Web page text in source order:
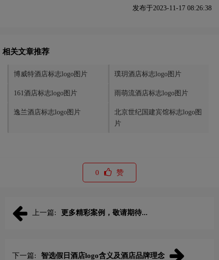
发布于2023-11-17 08:26:38
相关文章推荐
博威特酒店标志logo图片 璞玥酒店标志logo图片
161酒店标志logo图片 雨萌流酒店标志logo图片
逸兰酒店标志logo图片
北京世纪国建宾馆标志logo图
片
0 赞
上一篇: 更多精彩案例，敬请期待...
下一篇: ‌智选假日酒店logo含义及酒店品牌理念